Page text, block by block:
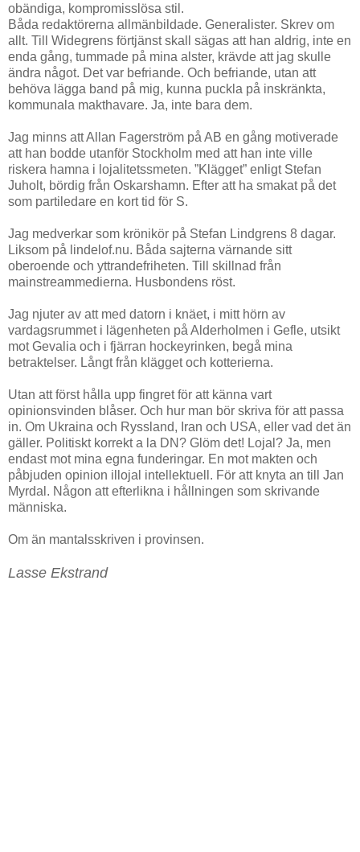
obändiga, kompromisslösa stil.
Båda redaktörerna allmänbildade. Generalister. Skrev om
allt. Till Widegrens förtjänst skall sägas att han aldrig, inte en
enda gång, tummade på mina alster, krävde att jag skulle
ändra något. Det var befriande. Och befriande, utan att
behöva lägga band på mig, kunna puckla på inskränkta,
kommunala makthavare. Ja, inte bara dem.
Jag minns att Allan Fagerström på AB en gång motiverade
att han bodde utanför Stockholm med att han inte ville
riskera hamna i lojalitetssmeten. ”Klägget” enligt Stefan
Juholt, bördig från Oskarshamn. Efter att ha smakat på det
som partiledare en kort tid för S.
Jag medverkar som krönikör på Stefan Lindgrens 8 dagar.
Liksom på lindelof.nu. Båda sajterna värnande sitt
oberoende och yttrandefriheten. Till skillnad från
mainstreammedierna. Husbondens röst.
Jag njuter av att med datorn i knäet, i mitt hörn av
vardagsrummet i lägenheten på Alderholmen i Gefle, utsikt
mot Gevalia och i fjärran hockeyrinken, begå mina
betraktelser. Långt från klägget och kotterierna.
Utan att först hålla upp fingret för att känna vart
opinionsvinden blåser. Och hur man bör skriva för att passa
in. Om Ukraina och Ryssland, Iran och USA, eller vad det än
gäller. Politiskt korrekt a la DN? Glöm det! Lojal? Ja, men
endast mot mina egna funderingar. En mot makten och
påbjuden opinion illojal intellektuell. För att knyta an till Jan
Myrdal. Någon att efterlikna i hållningen som skrivande
människa.
Om än mantalsskriven i provinsen.
Lasse Ekstrand